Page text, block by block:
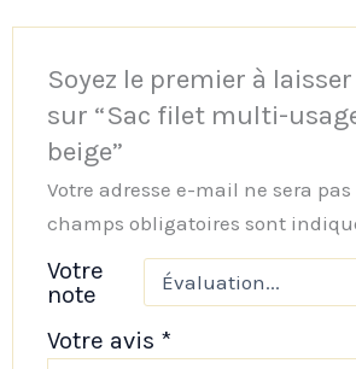
Soyez le premier à
sur “Sac filet multi-
beige”
Votre adresse e-mail ne sera
champs obligatoires sont
Votre
note
Votre avis *